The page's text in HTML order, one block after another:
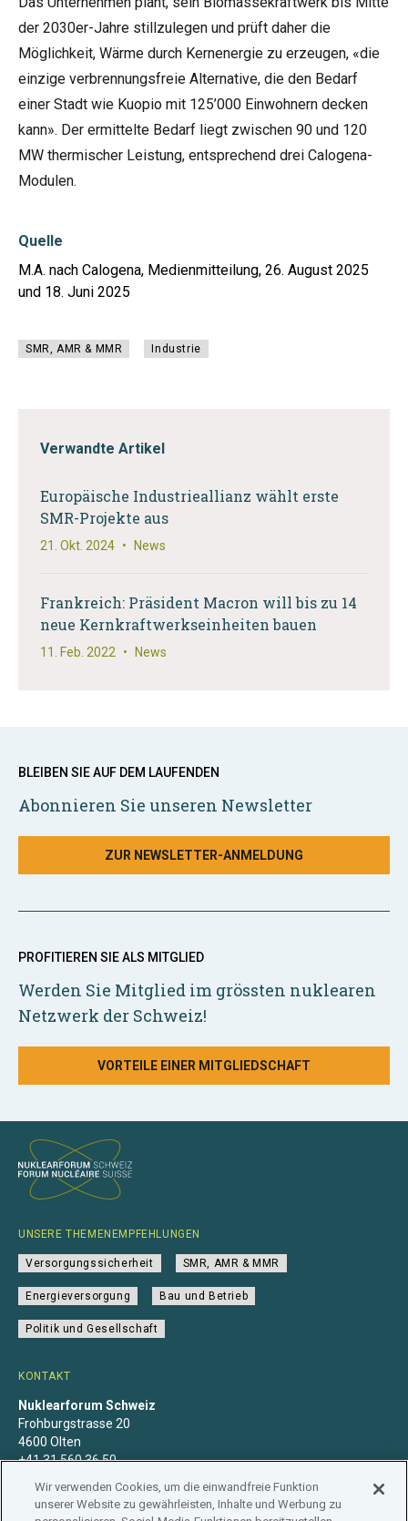
der 2030er-Jahre stillzulegen und prüft daher die
Möglichkeit, Wärme durch Kernenergie zu erzeugen, «die
einzige verbrennungsfreie Alternative, die den Bedarf
einer Stadt wie Kuopio mit 125’000 Einwohnern decken
kann». Der ermittelte Bedarf liegt zwischen 90 und 120
MW thermischer Leistung, entsprechend drei Calogena-
Modulen.
Quelle
M.A. nach Calogena, Medienmitteilung, 26. August 2025
und 18. Juni 2025
SMR, AMR & MMR Industrie
Verwandte Artikel
Europäische Industrieallianz wählt erste
SMR-Projekte aus
21. Okt. 2024 • News
Frankreich: Präsident Macron will bis zu 14
neue Kernkraftwerkseinheiten bauen
11. Feb. 2022 • News
BLEIBEN SIE AUF DEM LAUFENDEN
Abonnieren Sie unseren Newsletter
ZUR NEWSLETTER-ANMELDUNG
PROFITIEREN SIE ALS MITGLIED
Werden Sie Mitglied im grössten nuklearen
Netzwerk der Schweiz!
VORTEILE EINER MITGLIEDSCHAFT
KONTAKT
Nuklearforum Schweiz
Frohburgstrasse 20
4600 Olten
+41 31 560 36 50
UNSERE THEMENEMPFEHLUNGEN
Versorgungssicherheit SMR, AMR & MMR
Energieversorgung Bau und Betrieb
Politik und Gesellschaft
Wir verwenden Cookies, um die einwandfreie Funktion
unserer Website zu gewährleisten, Inhalte und Werbung zu